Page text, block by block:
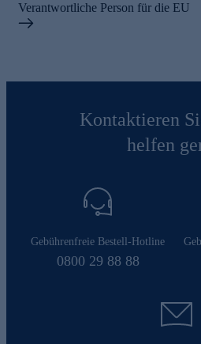
Verantwortliche Person für die EU
Kontaktieren
helfen
Gebührenfreie Bestell-Hotline
0800 29 88 88